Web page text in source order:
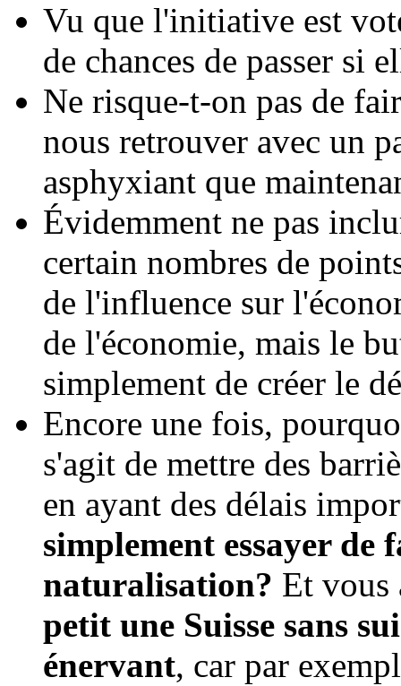
Vu que l'initiative est
de chances de passer si
Ne risque-t-on pas de
nous retrouver avec un
asphyxiant que
Évidemment ne pas
certain nombres de
de l'influence sur
de l'économie, mais le
simplement de créer le
Encore une fois,
s'agit de mettre des
en ayant des délais
simplement essayer de
naturalisation? Et vous
petit une Suisse sans
énervant, car par